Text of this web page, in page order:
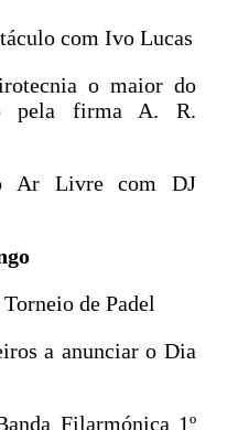
com Ivo Lucas
o maior do
pela firma A. R.
Ar Livre com DJ
de Padel
a anunciar o Dia
Filarmónica 1º